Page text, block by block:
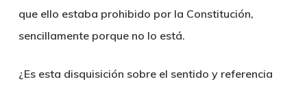
que ello estaba prohibido por la Constitución,
sencillamente porque no lo está.
¿Es esta disquisición sobre el sentido y referencia